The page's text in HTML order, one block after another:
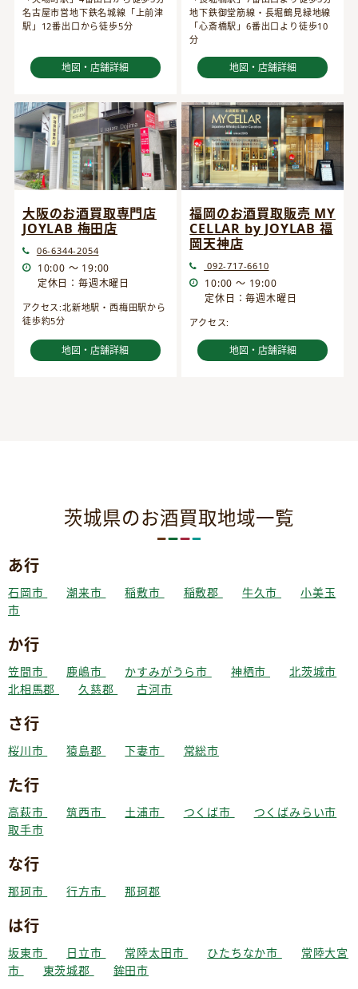
名古屋市営地下鉄名城線「上前津
駅」12番出口から徒歩5分
地図・店舗詳細
地下鉄御堂筋線・長堀鶴見緑地線
「心斎橋駅」6番出口より徒歩10
分
地図・店舗詳細
大阪のお酒買取専門店
JOYLAB 梅田店
06-6344-2054
10:00 ～ 19:00
定休日：毎週木曜日
アクセス:北新地駅・西梅田駅から
徒歩約5分
地図・店舗詳細
福岡のお酒買取販売 MY
CELLAR by JOYLAB 福
岡天神店
092-717-6610
10:00 ～ 19:00
定休日：毎週木曜日
アクセス:
地図・店舗詳細
茨城県のお酒買取地域一覧
あ行
石岡市 潮来市 稲敷市 稲敷郡 牛久市
小美玉
市
か行
笠間市 鹿嶋市 かすみがうら市 神栖市
北茨城市
北相馬郡
久慈郡 古河市
さ行
桜川市 猿島郡 下妻市 常総市
た行
高萩市 筑西市 土浦市 つくば市
つくばみらい市
取手市
な行
那珂市 行方市 那珂郡
は行
坂東市 日立市 常陸太田市 ひたちなか市
常陸大宮
市
東茨城郡 鉾田市